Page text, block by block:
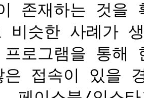
존재하는 것을
비슷한 사례가
로그램을 통해
접속이 있을